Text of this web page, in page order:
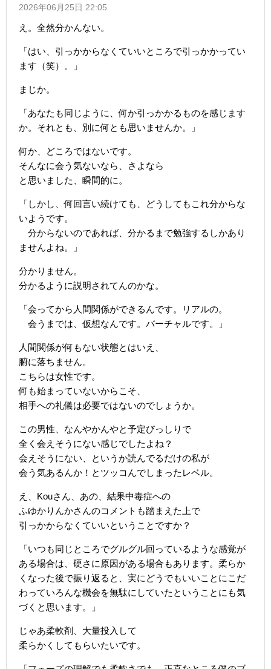
2026年06月25日 22:05
え。全然分かんない。
「はい、引っかからなくていいところで引っかかってい
ます（笑）。」
まじか。
「あなたも同じように、何か引っかかるものを感じます
か。それとも、別に何とも思いませんか。」
何か、どころではないです。
そんなに会う気ないなら、さよなら
と思いました、瞬間的に。
「しかし、何回言い続けても、どうしてもこれ分からな
いようです。
分からないのであれば、分かるまで勉強するしかあり
ませんよね。」
分かりません。
分かるように説明されてんのかな。
「会ってから人間関係ができるんです。リアルの。
会うまでは、仮想なんです。バーチャルです。」
人間関係が何もない状態とはいえ、
腑に落ちません。
こちらは女性です。
何も始まっていないからこそ、
相手への礼儀は必要ではないのでしょうか。
この男性、なんやかんやと予定びっしりで
全く会えそうにない感じでしたよね？
会えそうにない、というか読んでるだけの私が
会う気あるんか！とツッコんでしまったレベル。
え、Kouさん、あの、結果中毒症への
ふゆかりんかさんのコメントも踏まえた上で
引っかからなくていいということですか？
「いつも同じところでグルグル回っているような感覚が
ある場合は、硬さに原因がある場合もあります。柔らか
くなった後で振り返ると、実にどうでもいいことにこだ
わっていろんな機会を無駄にしていたということにも気
づくと思います。」
じゃあ柔軟剤、大量投入して
柔らかくしてもらいたいです。